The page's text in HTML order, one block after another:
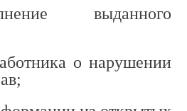
выданного
о нарушении